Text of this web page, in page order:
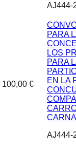
AJ444-
100,00 €
PARA
LOS
PARA
EN LA
AJ444-